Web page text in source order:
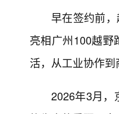
早在签约前
亮相广州100越野
活，从工业协作
2026年3月，